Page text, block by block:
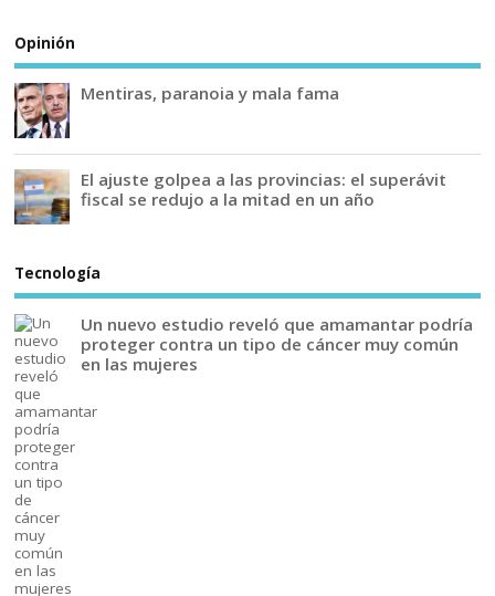
Opinión
Mentiras, paranoia y mala fama
El ajuste golpea a las provincias: el superávit
fiscal se redujo a la mitad en un año
Tecnología
Un nuevo estudio reveló que amamantar podría
proteger contra un tipo de cáncer muy común
en las mujeres